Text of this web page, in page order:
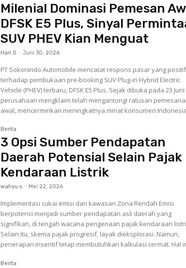
Milenial Dominasi Pemesan
DFSK E5 Plus, Sinyal
SUV PHEV Kian Menguat
Hari S - Juni 30, 2026
PT Sokonindo Automobile mencatat respons pasar yang positif
terhadap pembukaan pre-booking SUV Plug-in Hybrid Electric
Vehicle (PHEV) terbaru, DFSK E5 Plus. Sejak dibuka pada 23 Juni
perusahaan mengklaim telah mengantongi ratusan
awal, mencerminkan meningkatnya minat konsumen
Berita
3 Opsi Sumber Pendapatan
Daerah Potensial Selain Pajak
Kendaraan Listrik
wahyu s - Mei 22, 2026
Implementasi cukai emisi dan kawasan Zona Rendah Emisi
berpotensi menjadi sumber pendapatan asli daerah yang
signifikan, di tengah wacana pengenaan pajak kendaraan
Selain itu, skema pajak progresif, layak dieksplorasi. Namun,
penerapan insentif tetap membutuhkan kalkulasi cermat. Hal
Berita